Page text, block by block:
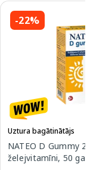
-22%
Uztura bagātinātājs
NATEO D Gummy
želejvitamīni, 50